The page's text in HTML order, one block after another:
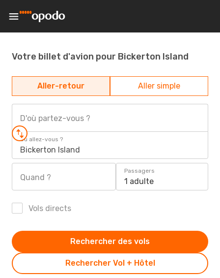
Votre billet d'avion pour Bickerton Island
Aller-retour Aller simple
D'où partez-vous ?
Où allez-vous ?
Bickerton Island
Quand ?
Passagers
1 adulte
Vols directs
Rechercher Vol + Hôtel
Rechercher des vols